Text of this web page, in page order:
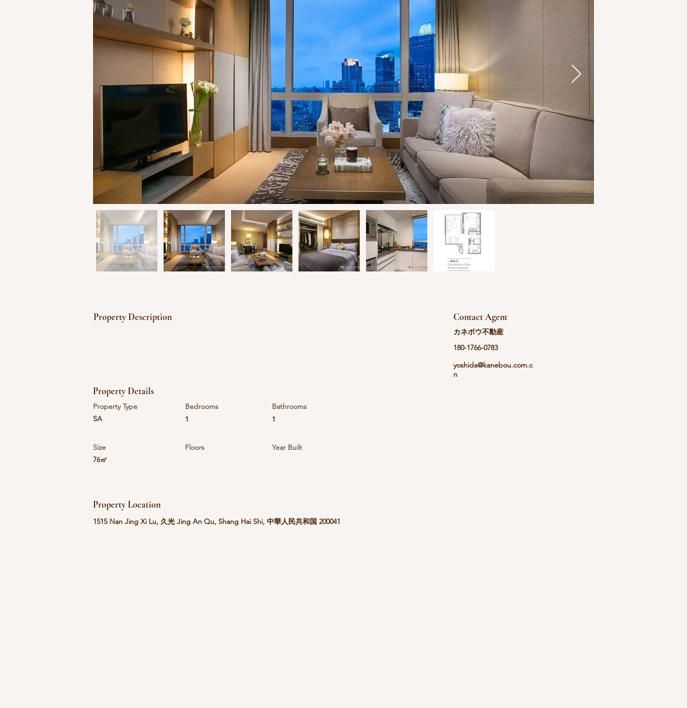
Property Description Contact Agent
カネボウ不動産
180-1766-0783
yoshida@kanebou.com.c
n
Property Details
Property Type
SA
Bedrooms
1
Bathrooms
1
Size
76㎡
Floors Year Built
Property Location
1515 Nan Jing Xi Lu, 久光 Jing An Qu, Shang Hai Shi, 中華人民共和国 200041